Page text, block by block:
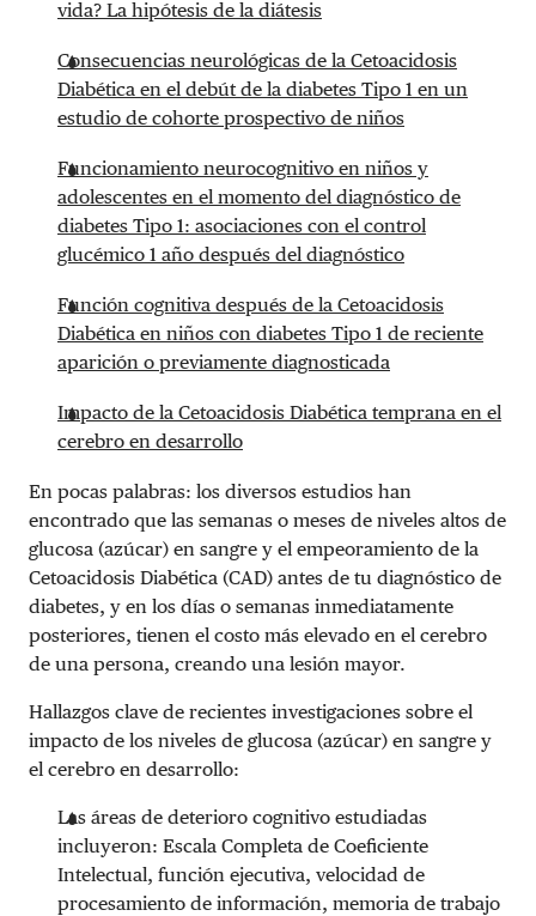
vida? La hipótesis de la diátesis
Consecuencias neurológicas de la Cetoacidosis
Diabética en el debút de la diabetes Tipo 1 en un
estudio de cohorte prospectivo de niños
Funcionamiento neurocognitivo en niños y
adolescentes en el momento del diagnóstico de
diabetes Tipo 1: asociaciones con el control
glucémico 1 año después del diagnóstico
Función cognitiva después de la Cetoacidosis
Diabética en niños con diabetes Tipo 1 de reciente
aparición o previamente diagnosticada
Impacto de la Cetoacidosis Diabética temprana en el
cerebro en desarrollo
En pocas palabras: los diversos estudios han
encontrado que las semanas o meses de niveles altos de
glucosa (azúcar) en sangre y el empeoramiento de la
Cetoacidosis Diabética (CAD) antes de tu diagnóstico de
diabetes, y en los días o semanas inmediatamente
posteriores, tienen el costo más elevado en el cerebro
de una persona, creando una lesión mayor.
Hallazgos clave de recientes investigaciones sobre el
impacto de los niveles de glucosa (azúcar) en sangre y
el cerebro en desarrollo:
Las áreas de deterioro cognitivo estudiadas
incluyeron: Escala Completa de Coeficiente
Intelectual, función ejecutiva, velocidad de
procesamiento de información, memoria de trabajo